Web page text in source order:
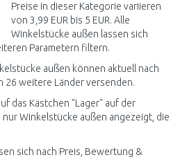
Preise in dieser Kategorie variieren
von 3,99 EUR bis 5 EUR. Alle
Winkelstücke außen lassen sich
Parametern filtern.
außen können aktuell nach
26 weitere Länder versenden.
das Kästchen "Lager" auf der
Winkelstücke außen angezeigt, die
sich nach Preis, Bewertung &